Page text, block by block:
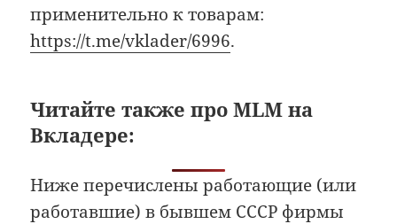
применительно к товарам:
https://t.me/vklader/6996.
Читайте также про MLM на
Вкладере:
Ниже перечислены работающие (или
работавшие) в бывшем СССР фирмы